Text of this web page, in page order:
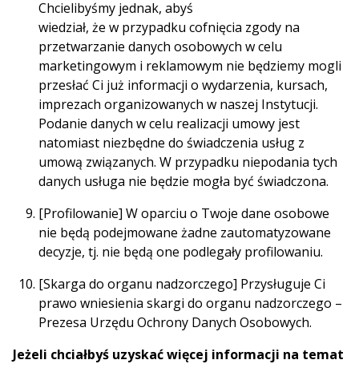
Chcielibyśmy jednak, abyś
wiedział, że w przypadku cofnięcia zgody na
przetwarzanie danych osobowych w celu
marketingowym i reklamowym nie będziemy mogli
przesłać Ci już informacji o wydarzenia, kursach,
imprezach organizowanych w naszej Instytucji.
Podanie danych w celu realizacji umowy jest
natomiast niezbędne do świadczenia usług z
umową związanych. W przypadku niepodania tych
danych usługa nie będzie mogła być świadczona.
[Profilowanie] W oparciu o Twoje dane osobowe
nie będą podejmowane żadne zautomatyzowane
decyzje, tj. nie będą one podlegały profilowaniu.
[Skarga do organu nadzorczego] Przysługuje Ci
prawo wniesienia skargi do organu nadzorczego –
Prezesa Urzędu Ochrony Danych Osobowych.
Jeżeli chciałbyś uzyskać więcej informacji na temat